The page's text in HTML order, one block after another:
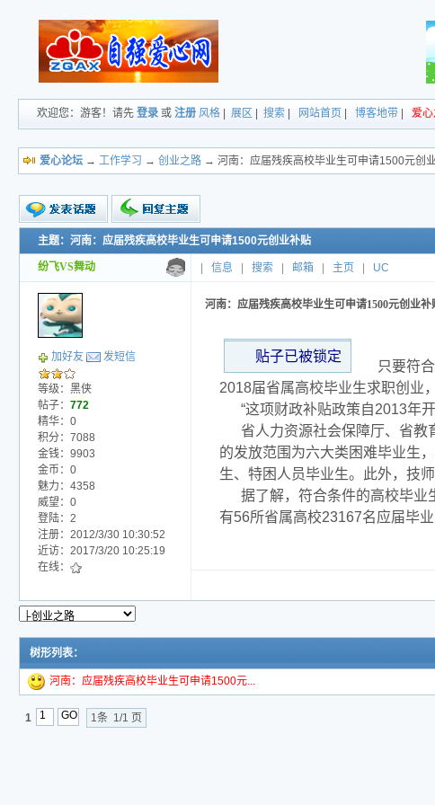
欢迎您：游客！请先登录 或注册 风格 |展区 |搜索 网站首页 博客地带 爱心
爱心论坛 →工作学习 →创业之路 → 河南：应届残疾高校毕业生可申请1500元创
新的主题
投票帖
小字报
主题：河南：应届残疾高校毕业生可申请1500元创业补贴
纷飞VS舞动 信息 搜索 邮箱 主页 UC
加好友 发短信
等级：黑侠
帖子： 772
精华：0
积分：7088
金钱：9903
金币：0
魅力：4358
威望：0
登陆：2
注册：2012/3/30 10:30:52
近访：2017/3/20 10:25:19
在线：
河南：应届残疾高校毕业生可申请1500元创业补
贴子已被锁定
只要符
2018届省属高校毕业生求职创业
“这项财政补贴政策自2013年
省人力资源社会保障厅、省教
的发放范围为六大类困难毕业生
生、特困人员毕业生。此外，技
据了解，符合条件的高校毕业
有56所省属高校23167名应届毕
树形列表：
河南：应届残疾高校毕业生可申请1500元...
1 1条 1/1 页